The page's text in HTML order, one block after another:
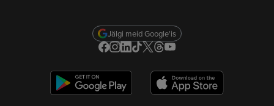
Jälgi meid Google'is